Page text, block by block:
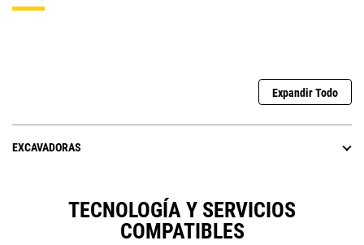
Expandir Todo
EXCAVADORAS
TECNOLOGÍA Y SERVICIOS
COMPATIBLES